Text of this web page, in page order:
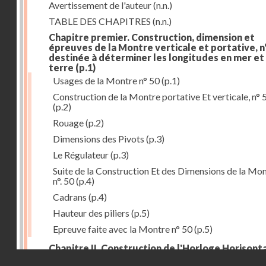
Avertissement de l'auteur(n.n.)
TABLE DES CHAPITRES (n.n.)
Chapitre premier. Construction, dimension et
épreuves de la Montre verticale et portative,
destinée à déterminer les longitudes en mer et
terre (p.1)
Usages de la Montre n° 50(p.1)
Construction de la Montre portative Et verticale, n°
(p.2)
Rouage(p.2)
Dimensions des Pivots (p.3)
Le Régulateur(p.3)
Suite de la Construction Et des Dimensions de la
n°. 50(p.4)
Cadrans (p.4)
Hauteur des piliers (p.5)
Epreuve faite avec la Montre n° 50(p.5)
Chapitre II. Construction de l'Horloge